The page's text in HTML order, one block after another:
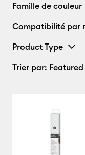
Famille de couleur
Compatibilité par
Product Type
Trier par: Featured